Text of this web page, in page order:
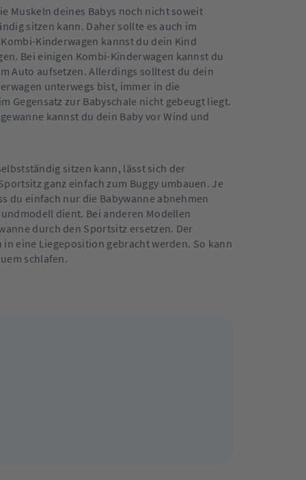
Muskeln deines Babys noch nicht soweit
sitzen kann. Daher sollte es auch im
Kinderwagen kannst du dein Kind
Bei einigen Kombi-Kinderwagen kannst du
Auto aufsetzen. Allerdings solltest du dein
unterwegs bist, immer in die
Gegensatz zur Babyschale nicht gebeugt liegt.
kannst du dein Baby vor Wind und
sitzen kann, lässt sich der
ganz einfach zum Buggy umbauen. Je
du einfach nur die Babywanne abnehmen
dient. Bei anderen Modellen
durch den Sportsitz ersetzen. Der
eine Liegeposition gebracht werden. So kann
schlafen.